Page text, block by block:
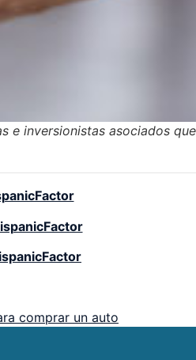
e inversionistas asociados
comprar un auto